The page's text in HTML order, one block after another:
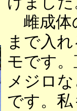
雌成体
まで入
モです
メジロ
です。